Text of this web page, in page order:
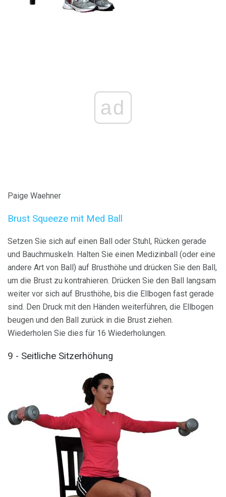
ad
Paige Waehner
Brust Squeeze mit Med Ball
Setzen Sie sich auf einen Ball oder Stuhl, Rücken gerade
und Bauchmuskeln. Halten Sie einen Medizinball (oder eine
andere Art von Ball) auf Brusthöhe und drücken Sie den Ball,
um die Brust zu kontrahieren. Drücken Sie den Ball langsam
weiter vor sich auf Brusthöhe, bis die Ellbogen fast gerade
sind. Den Druck mit den Händen weiterführen, die Ellbogen
beugen und den Ball zurück in die Brust ziehen.
Wiederholen Sie dies für 16 Wiederholungen.
9 - Seitliche Sitzerhöhung